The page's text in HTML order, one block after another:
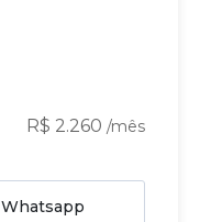
R$ 2.260 /mês